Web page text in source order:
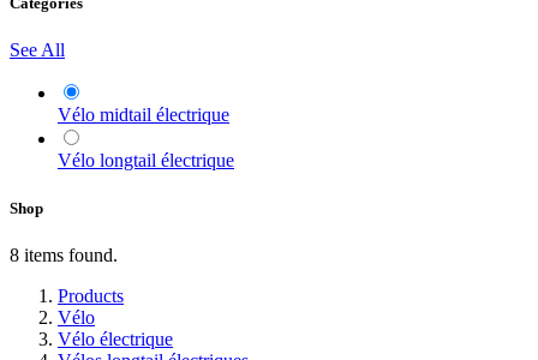
See All
Vélo midtail électrique
Vélo longtail électrique
Shop
8 items found.
Products
Vélo
Vélo électrique